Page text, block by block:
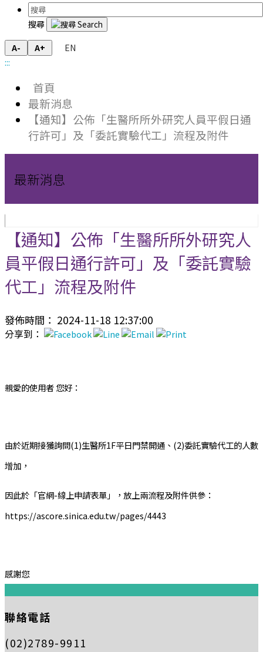
搜尋
A- A+
EN
:::
首頁
最新消息
【通知】公佈「生醫所所外研究人員平假日通
行許可」及「委託實驗代工」流程及附件
最新消息
【通知】公佈「生醫所所外研究人
員平假日通行許可」及「委託實驗
代工」流程及附件
發佈時間： 2024-11-18 12:37:00
分享到：
親愛的使用者 您好：
由於近期接獲詢問(1)生醫所1F平日門禁開通、(2)委託實驗代工的人數
增加，
因此於「官網-線上申請表單」，放上兩流程及附件供參：
https://ascore.sinica.edu.tw/pages/4443
感謝您
聯絡電話
(02)2789-9911